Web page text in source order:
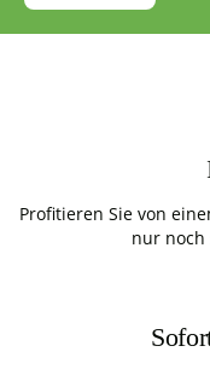
Profitieren Sie von
nur noch